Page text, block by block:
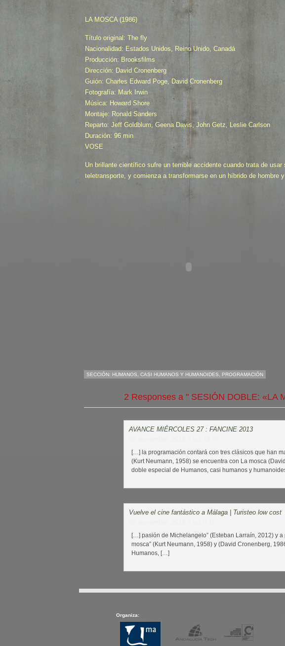
LA MOSCA (1986)
Título original: The fly
Nacionalidad: Estados Unidos, Reino Unido, Canadá
Producción: Brooksfilms
Dirección: David Cronenberg
Guión: Charles Edward Poge, David Cronenberg
Fotografía: Mark Irwin
Música: Howard Shore
Montaje: Ronald Sanders
Reparto: Jeff Goldblum, Geena Davis, John Getz, Leslie Carlson
Duración: 96 min
VOSE
Un brillante científico sufre un terrible accidente cuando trata de
teletransporte, y comienza a transformarse en un híbrido de hombre
SECCIÓN: HUMANOS, CASI HUMANOS Y HUMANOIDES PROGRAMACIÓN
2 Responses a " SESIÓN DOBLE: «LA
AVANCE MIÉRCOLES 27 : FANCINE 2013
[…] la programación contará con tres clásicos que han
(Kurt Neumann, 1958) se encuentra con La mosca
doble especial de Humanos, casi humanos y
Vuelve el cine fantástico a Málaga | Turisteo low cost
[…] pasión de Michelangelo” (Esteban Larraín, 2012) y
mosca” (Kurt Neumann, 1958) y (David Cronenberg,
Humanos, […]
Organiza: